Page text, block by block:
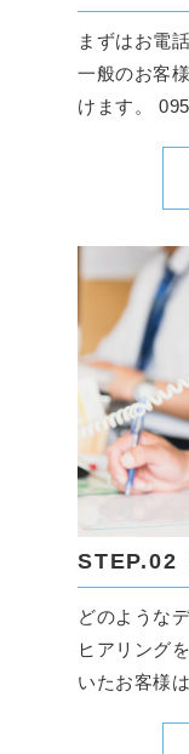
まずはお電
一般のお客
けます。
STEP.02
どのような
ヒアリング
いたお客様